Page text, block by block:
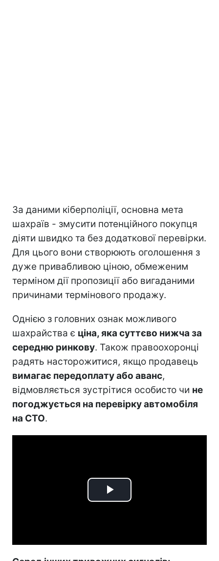
За даними кіберполіції, основна мета
шахраїв - змусити потенційного покупця
діяти швидко та без додаткової перевірки.
Для цього вони створюють оголошення з
дуже привабливою ціною, обмеженим
терміном дії пропозиції або вигаданими
причинами термінового продажу.
Однією з головних ознак можливого
шахрайства є ціна, яка суттєво нижча за
середню ринкову. Також правоохоронці
радять насторожитися, якщо продавець
вимагає передоплату або аванс,
відмовляється зустрітися особисто чи не
погоджується на перевірку автомобіля
на СТО.
Play